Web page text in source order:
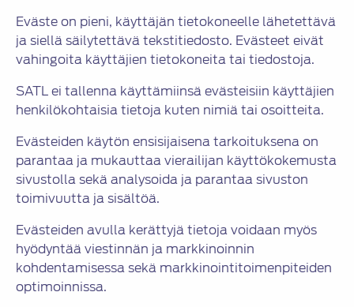
Eväste on pieni, käyttäjän tietokoneelle lähetettävä
ja siellä säilytettävä tekstitiedosto. Evästeet eivät
vahingoita käyttäjien tietokoneita tai tiedostoja.
SATL ei tallenna käyttämiinsä evästeisiin käyttäjien
henkilökohtaisia tietoja kuten nimiä tai osoitteita.
Evästeiden käytön ensisijaisena tarkoituksena on
parantaa ja mukauttaa vierailijan käyttökokemusta
sivustolla sekä analysoida ja parantaa sivuston
toimivuutta ja sisältöä.
Evästeiden avulla kerättyjä tietoja voidaan myös
hyödyntää viestinnän ja markkinoinnin
kohdentamisessa sekä markkinointitoimenpiteiden
optimoinnissa.